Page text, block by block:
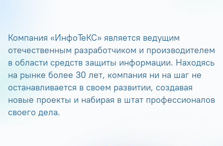
Компания «ИнфоТеКС» является ведущим
отечественным разработчиком и производителем
в области средств защиты информации. Находясь
на рынке более 30 лет, компания ни на шаг не
останавливается в своем развитии, создавая
новые проекты и набирая в штат профессионалов
своего дела.